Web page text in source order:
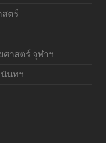
ตร์
าสตร์ จุฬาฯ
นันทฯ